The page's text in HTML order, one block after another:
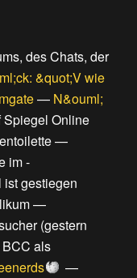
des Chats, der
&quot;V wie
— N&ouml;
Spiegel Online
—
im -
ist gestiegen
—
(gestern
BCC als
—